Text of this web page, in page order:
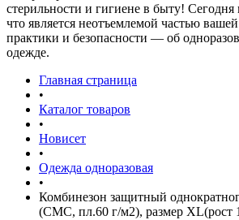
стерильности и гигиене в быту!
что является неотъемлемой частью
практики и безопасности — об
одежде.
Главная страница
•
Каталог товаров
•
Новисет
•
Одежда одноразовая
•
Комбинезон защитный
(СМС, пл.60 г/м2), размер XL(рост